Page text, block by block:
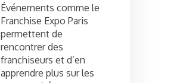
Événements comme le
Franchise Expo Paris
permettent de
rencontrer des
franchiseurs et d’en
apprendre plus sur les